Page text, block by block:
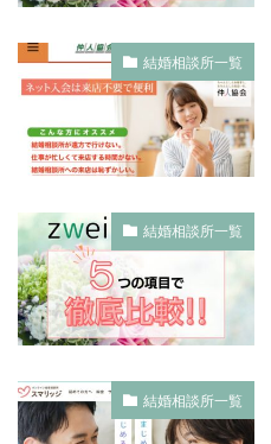
結婚相談所一覧
結婚相談所一覧
結婚相談所一覧